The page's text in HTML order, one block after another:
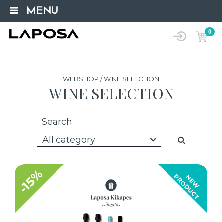
MENU
0
WEBSHOP / WINE SELECTION
WINE SELECTION
All category
N
E
W
P
R
O
D
U
C
T
-15%